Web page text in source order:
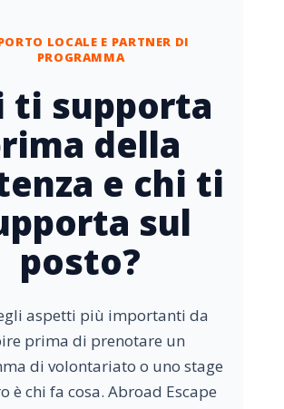
LOCALE E PARTNER DI
PROGRAMMA
ti supporta
della
e chi ti
sul
posto?
aspetti più importanti da
prima di prenotare un
di volontariato o uno stage
è chi fa cosa. Abroad Escape